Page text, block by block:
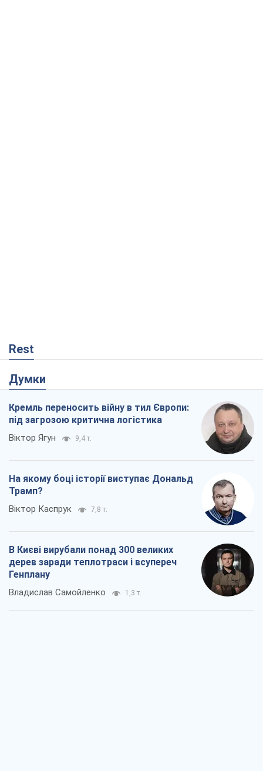
Rest
Думки
Кремль переносить війну в тил Європи:
під загрозою критична логістика
Віктор Ягун 9,4 т.
На якому боці історії виступає Дональд
Трамп?
Віктор Каспрук 7,8 т.
В Києві вирубали понад 300 великих
дерев заради теплотраси і всупереч
Генплану
Владислав Самойленко 1,3 т.